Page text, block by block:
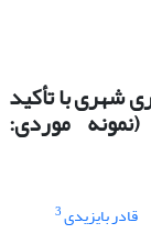
شهری با تأکید
موردی:
قادر بایزیدی3